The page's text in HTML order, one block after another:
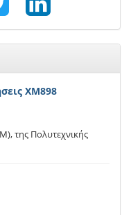
XM898
της Πολυτεχνικής